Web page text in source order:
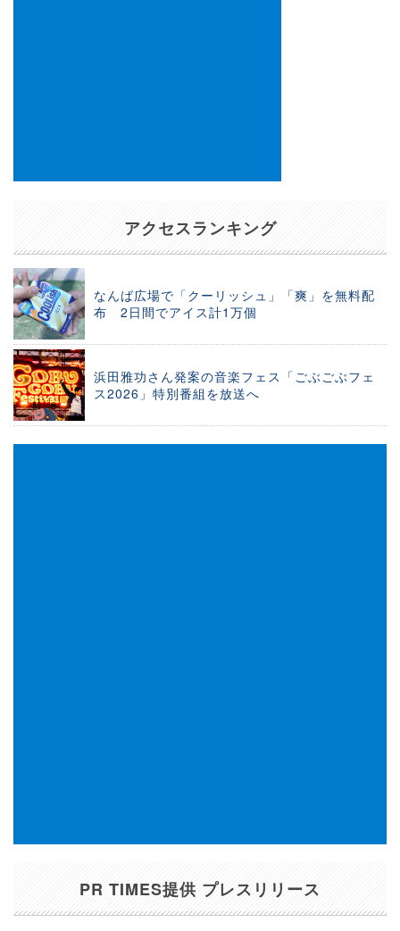
アクセスランキング
なんば広場で「クーリッシュ」「爽」を無料配
布 2日間でアイス計1万個
浜田雅功さん発案の音楽フェス「ごぶごぶフェ
ス2026」特別番組を放送へ
PR TIMES提供 プレスリリース